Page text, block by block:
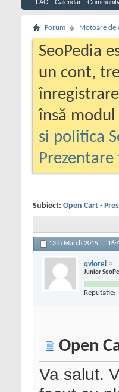
FAQ Calendar
Forum Motoare de
SeoPedia
un cont,
însă
si politica
Subiect: Open Cart -
13th March 2015,
qviorel
Junior
Reputatie:
Open
Va salut.